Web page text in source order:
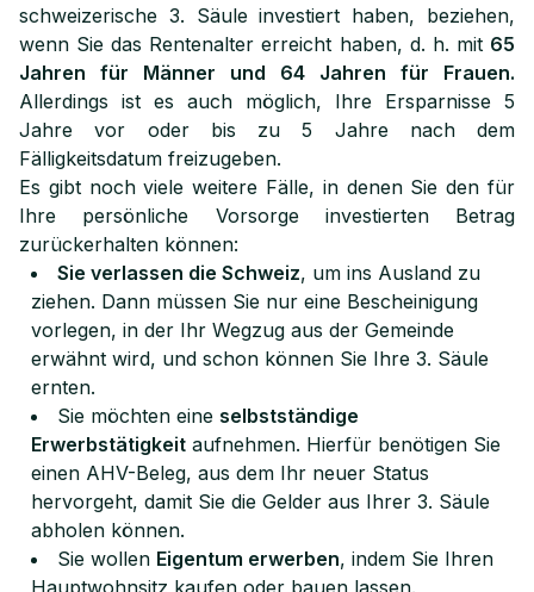
schweizerische 3. Säule investiert haben, beziehen,
wenn Sie das Rentenalter erreicht haben, d. h. mit 65
Jahren für Männer und 64 Jahren für Frauen.
Allerdings ist es auch möglich, Ihre Ersparnisse 5
Jahre vor oder bis zu 5 Jahre nach dem
Fälligkeitsdatum freizugeben.
Es gibt noch viele weitere Fälle, in denen Sie den für
Ihre persönliche Vorsorge investierten Betrag
zurückerhalten können:
Sie verlassen die Schweiz, um ins Ausland zu
ziehen. Dann müssen Sie nur eine Bescheinigung
vorlegen, in der Ihr Wegzug aus der Gemeinde
erwähnt wird, und schon können Sie Ihre 3. Säule
ernten.
Sie möchten eine selbstständige
Erwerbstätigkeit aufnehmen. Hierfür benötigen Sie
einen AHV-Beleg, aus dem Ihr neuer Status
hervorgeht, damit Sie die Gelder aus Ihrer 3. Säule
abholen können.
Sie wollen Eigentum erwerben, indem Sie Ihren
Hauptwohnsitz kaufen oder bauen lassen.